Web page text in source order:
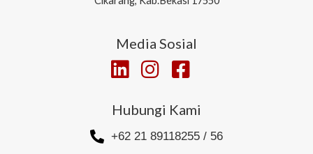
Media Sosial
Hubungi Kami
+62 21 89118255 / 56